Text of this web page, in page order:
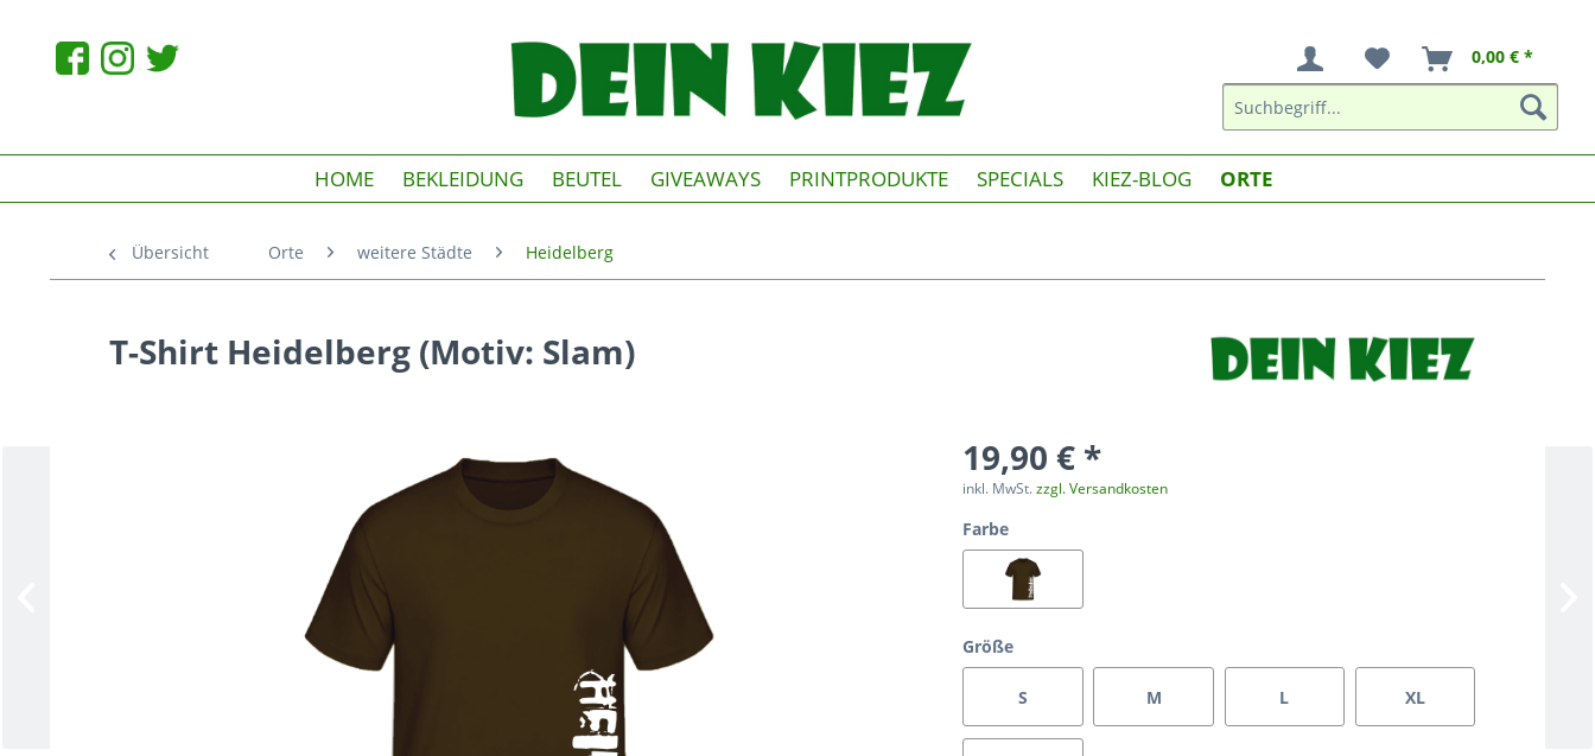
0,00 € *
HOME BEKLEIDUNG BEUTEL GIVEAWAYS PRINTPRODUKTE SPECIALS KIEZ-BLOG ORTE
Übersicht Orte weitere Städte Heidelberg
T-Shirt Heidelberg (Motiv: Slam)
19,90 € *
inkl. MwSt.zzgl. Versandkosten
Farbe
Größe
S M L XL